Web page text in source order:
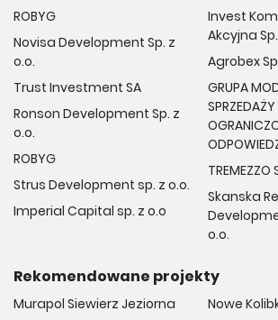
ROBYG
Novisa Development Sp. z
o.o.
Trust Investment SA
Ronson Development Sp. z
o.o.
ROBYG
Strus Development sp. z o.o.
Imperial Capital sp. z o.o
Invest
Akcyjna
Agrobex
GRUPA
TREMEZZO
Skanska
o.o.
Rekomendowane projekty
Murapol Siewierz Jeziorna
Nowe